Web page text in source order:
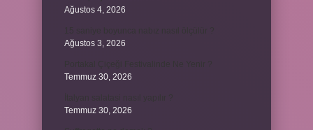
Ağustos 4, 2026
Ağustos 3, 2026
Temmuz 30, 2026
Temmuz 30, 2026